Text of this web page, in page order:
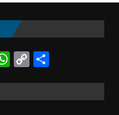
WhatsApp
Copy